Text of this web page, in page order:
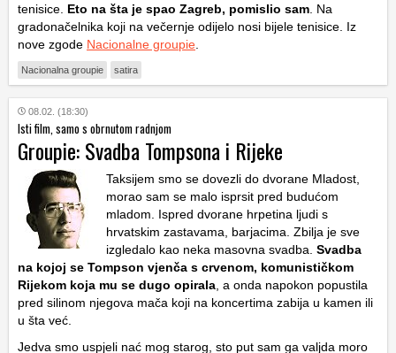
tenisice. Eto na šta je spao Zagreb, pomislio sam . Na
gradonačelnika koji na večernje odijelo nosi bijele tenisice. Iz
nove zgode Nacionalne groupie
Nacionalna groupie satira
08.02. (18:30)
Isti film, samo s obrnutom radnjom
Groupie: Svadba Tompsona i Rijeke
Taksijem smo se dovezli do dvorane Mladost,
morao sam se malo isprsit pred budućom
mladom. Ispred dvorane hrpetina ljudi s
hrvatskim zastavama, barjacima. Zbilja je sve
izgledalo kao neka masovna svadba. Svadba
na kojoj se Tompson vjenča s crvenom, komunističkom
Rijekom koja mu se dugo opirala , a onda napokon popustila
pred silinom njegova mača koji na koncertima zabija u kamen ili
u šta već.
Jedva smo uspjeli nać mog starog, sto put sam ga valjda moro